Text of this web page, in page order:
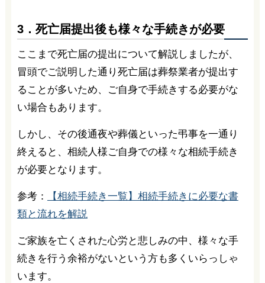
3．死亡届提出後も様々な手続きが必要
ここまで死亡届の提出について解説しましたが、
冒頭でご説明した通り死亡届は葬祭業者が提出す
ることが多いため、ご自身で手続きする必要がな
い場合もあります。
しかし、その後通夜や葬儀といった弔事を一通り
終えると、相続人様ご自身での様々な相続手続き
が必要となります。
参考：
【相続手続き一覧】相続手続きに必要な書
類と流れを解説
ご家族を亡くされた心労と悲しみの中、様々な手
続きを行う余裕がないという方も多くいらっしゃ
います。